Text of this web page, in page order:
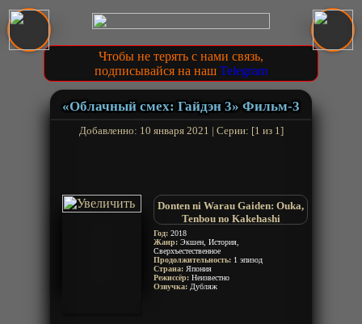
Чтобы не терять с нами связь,
подписывайся на наш Telegram
«Облачный смех: Гайдэн 3» Фильм-3
Добавленно: 10 января 2021 | Серии: [1 из 1]
Donten ni Warau Gaiden: Ouka,
Tenbou no Kakehashi
Год: 2018
Жанр: Экшен, История,
Сверхъестественное
Продолжительность: 1 эпизод
Страна: Япония
Режиссёр: Неизвестно
Озвучка: Дубляж